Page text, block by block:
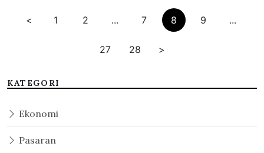
< 1 2 ... 7 8 9 ...
27 28 >
KATEGORI
Ekonomi
Pasaran